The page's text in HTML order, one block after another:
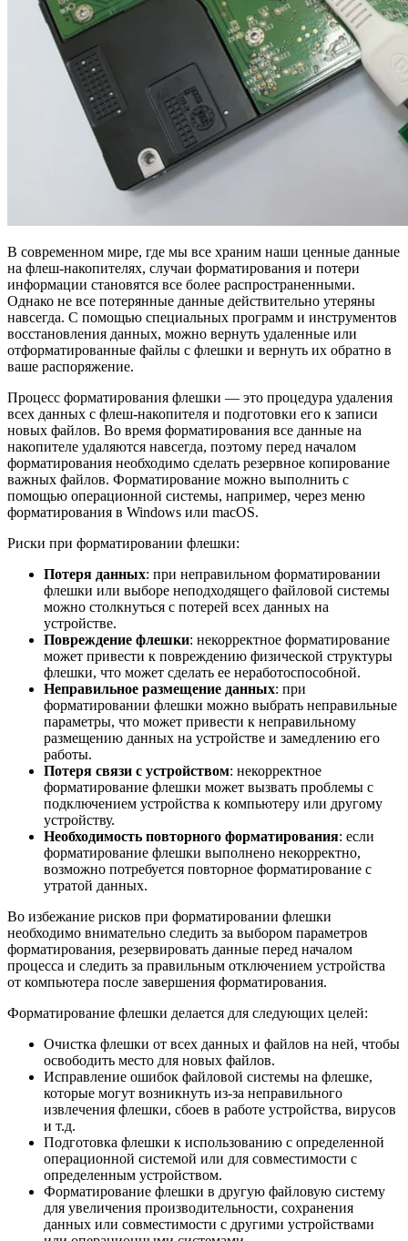
В современном мире, где мы все храним наши ценные данные
на флеш-накопителях, случаи форматирования и потери
информации становятся все более распространенными.
Однако не все потерянные данные действительно утеряны
навсегда. С помощью специальных программ и инструментов
восстановления данных, можно вернуть удаленные или
отформатированные файлы с флешки и вернуть их обратно в
ваше распоряжение.
Процесс форматирования флешки — это процедура удаления
всех данных с флеш-накопителя и подготовки его к записи
новых файлов. Во время форматирования все данные на
накопителе удаляются навсегда, поэтому перед началом
форматирования необходимо сделать резервное копирование
важных файлов. Форматирование можно выполнить с
помощью операционной системы, например, через меню
форматирования в Windows или macOS.
Риски при форматировании флешки:
Потеря данных: при неправильном форматировании
флешки или выборе неподходящего файловой системы
можно столкнуться с потерей всех данных на
устройстве.
Повреждение флешки: некорректное форматирование
может привести к повреждению физической структуры
флешки, что может сделать ее неработоспособной.
Неправильное размещение данных: при
форматировании флешки можно выбрать неправильные
параметры, что может привести к неправильному
размещению данных на устройстве и замедлению его
работы.
Потеря связи с устройством: некорректное
форматирование флешки может вызвать проблемы с
подключением устройства к компьютеру или другому
устройству.
Необходимость повторного форматирования: если
форматирование флешки выполнено некорректно,
возможно потребуется повторное форматирование с
утратой данных.
Во избежание рисков при форматировании флешки
необходимо внимательно следить за выбором параметров
форматирования, резервировать данные перед началом
процесса и следить за правильным отключением устройства
от компьютера после завершения форматирования.
Форматирование флешки делается для следующих целей:
Очистка флешки от всех данных и файлов на ней, чтобы
освободить место для новых файлов.
Исправление ошибок файловой системы на флешке,
которые могут возникнуть из-за неправильного
извлечения флешки, сбоев в работе устройства, вирусов
и т.д.
Подготовка флешки к использованию с определенной
операционной системой или для совместимости с
определенным устройством.
Форматирование флешки в другую файловую систему
для увеличения производительности, сохранения
данных или совместимости с другими устройствами